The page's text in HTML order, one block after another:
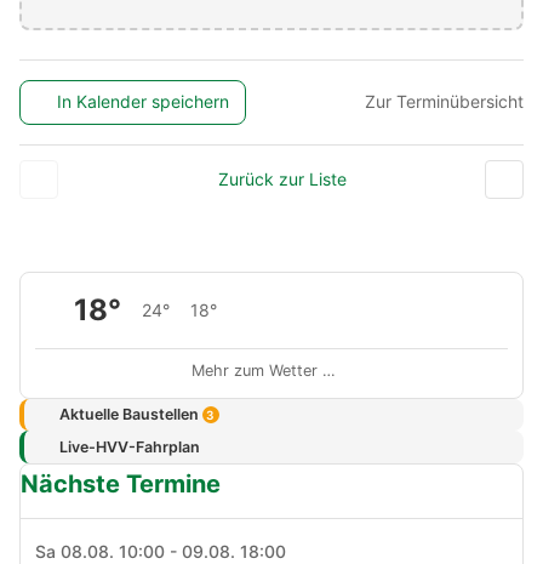
In Kalender speichern Zur Terminübersicht
Zurück zur Liste
18° 24° 18°
Mehr zum Wetter …
Aktuelle Baustellen 3
Live-HVV-Fahrplan
Nächste Termine
Sa 08.08. 10:00 - 09.08. 18:00